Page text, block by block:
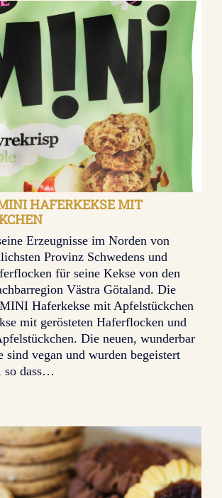
HAFERKEKSE MIT
Erzeugnisse im Norden von
Provinz Schwedens und
für seine Kekse von den
Västra Götaland. Die
Haferkekse mit Apfelstückchen
mit gerösteten Haferflocken und
Die neuen, wunderbar
sind vegan und wurden begeistert
so dass…